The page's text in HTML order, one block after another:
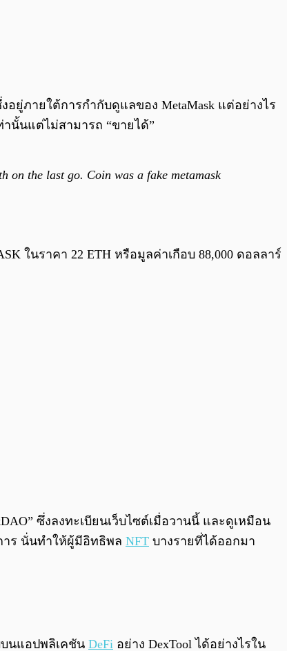
0:00 / 0:00
ยู่ภายใต้การกำกับดูแลของ MetaMask แต่อย่างไร
นั้นแต่ไม่สามารถ “ขายได้”
on the last go. Coin was a fake metamask
ในราคา 22 ETH หรือมูลค่าเกือบ 88,000 ดอลลาร์
ซึ่งลงทะเบียนเว็บไซต์เมื่อวานนี้ และดูเหมือน
าร นั่นทำให้ผู้มีอิทธิพล NFT บางรายที่ได้ออกมา
นแอปพลิเคชัน DeFi อย่าง DexTool ได้อย่างไรใน